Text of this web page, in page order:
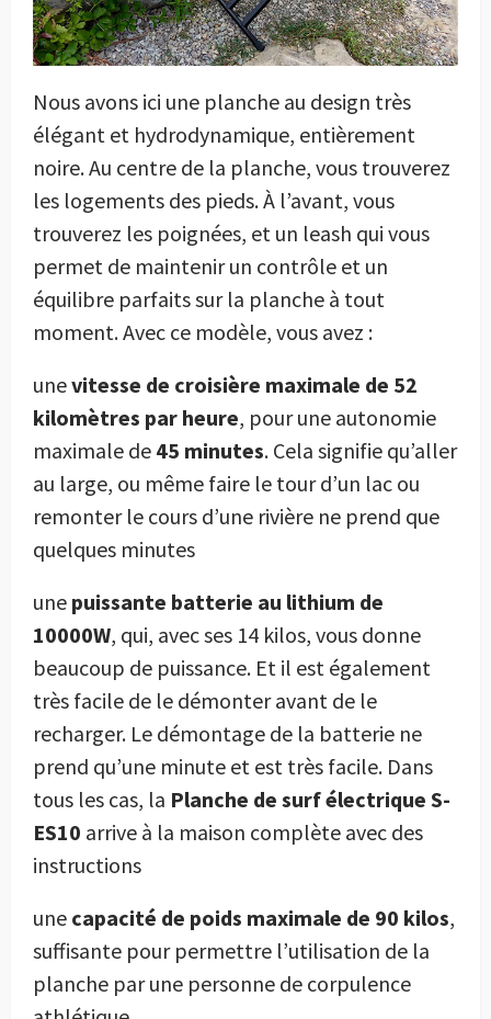
Nous avons ici une planche au design très
élégant et hydrodynamique, entièrement
noire. Au centre de la planche, vous trouverez
les logements des pieds. À l’avant, vous
trouverez les poignées, et un leash qui vous
permet de maintenir un contrôle et un
équilibre parfaits sur la planche à tout
moment. Avec ce modèle, vous avez :
unevitesse de croisière maximale de 52
kilomètres par heure, pour une autonomie
maximale de 45 minutes. Cela signifie qu’aller
au large, ou même faire le tour d’un lac ou
remonter le cours d’une rivière ne prend que
quelques minutes
une puissante batterie au lithium de
10000W, qui, avec ses 14 kilos, vous donne
beaucoup de puissance. Et il est également
très facile de le démonter avant de le
recharger. Le démontage de la batterie ne
prend qu’une minute et est très facile. Dans
tous les cas, la Planche de surf électrique S-
ES10 arrive à la maison complète avec des
instructions
une capacité de poids maximale de 90 kilos,
suffisante pour permettre l’utilisation de la
planche par une personne de corpulence